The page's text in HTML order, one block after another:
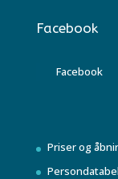
Facebook
Facebook
Priser og